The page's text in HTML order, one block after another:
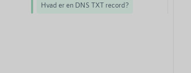
Hvad er en DNS TXT record?